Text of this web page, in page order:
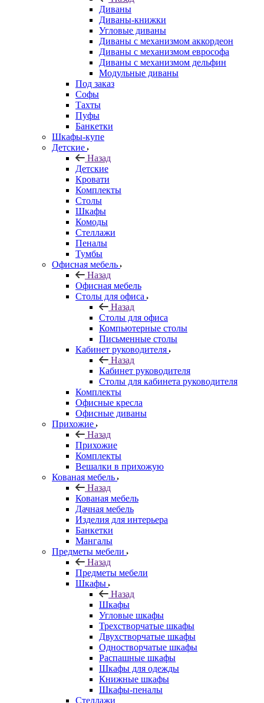
Диваны
Диваны-книжки
Угловые диваны
Диваны с механизмом аккордеон
Диваны с механизмом еврософа
Диваны с механизмом дельфин
Модульные диваны
Под заказ
Софы
Тахты
Пуфы
Банкетки
Шкафы-купе
Детские
Назад
Детские
Кровати
Комплекты
Столы
Шкафы
Комоды
Стеллажи
Пеналы
Тумбы
Офисная мебель
Назад
Офисная мебель
Столы для офиса
Назад
Столы для офиса
Компьютерные столы
Письменные столы
Кабинет руководителя
Назад
Кабинет руководителя
Столы для кабинета руководителя
Комплекты
Офисные кресла
Офисные диваны
Прихожие
Назад
Прихожие
Комплекты
Вешалки в прихожую
Кованая мебель
Назад
Кованая мебель
Дачная мебель
Изделия для интерьера
Банкетки
Мангалы
Предметы мебели
Назад
Предметы мебели
Шкафы
Назад
Шкафы
Угловые шкафы
Трехстворчатые шкафы
Двухстворчатые шкафы
Одностворчатые шкафы
Распашные шкафы
Шкафы для одежды
Книжные шкафы
Шкафы-пеналы
Стеллажи